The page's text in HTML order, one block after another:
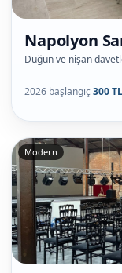
Napolyon
Düğün ve nişan
2026 başlangıç300
Modern